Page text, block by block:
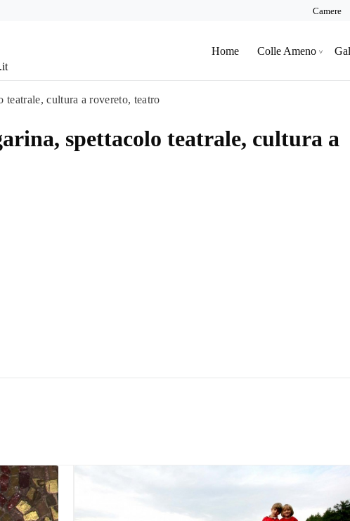
Camere
Home Colle Ameno
teatrale, cultura a rovereto, teatro
spettacolo teatrale, cultura a